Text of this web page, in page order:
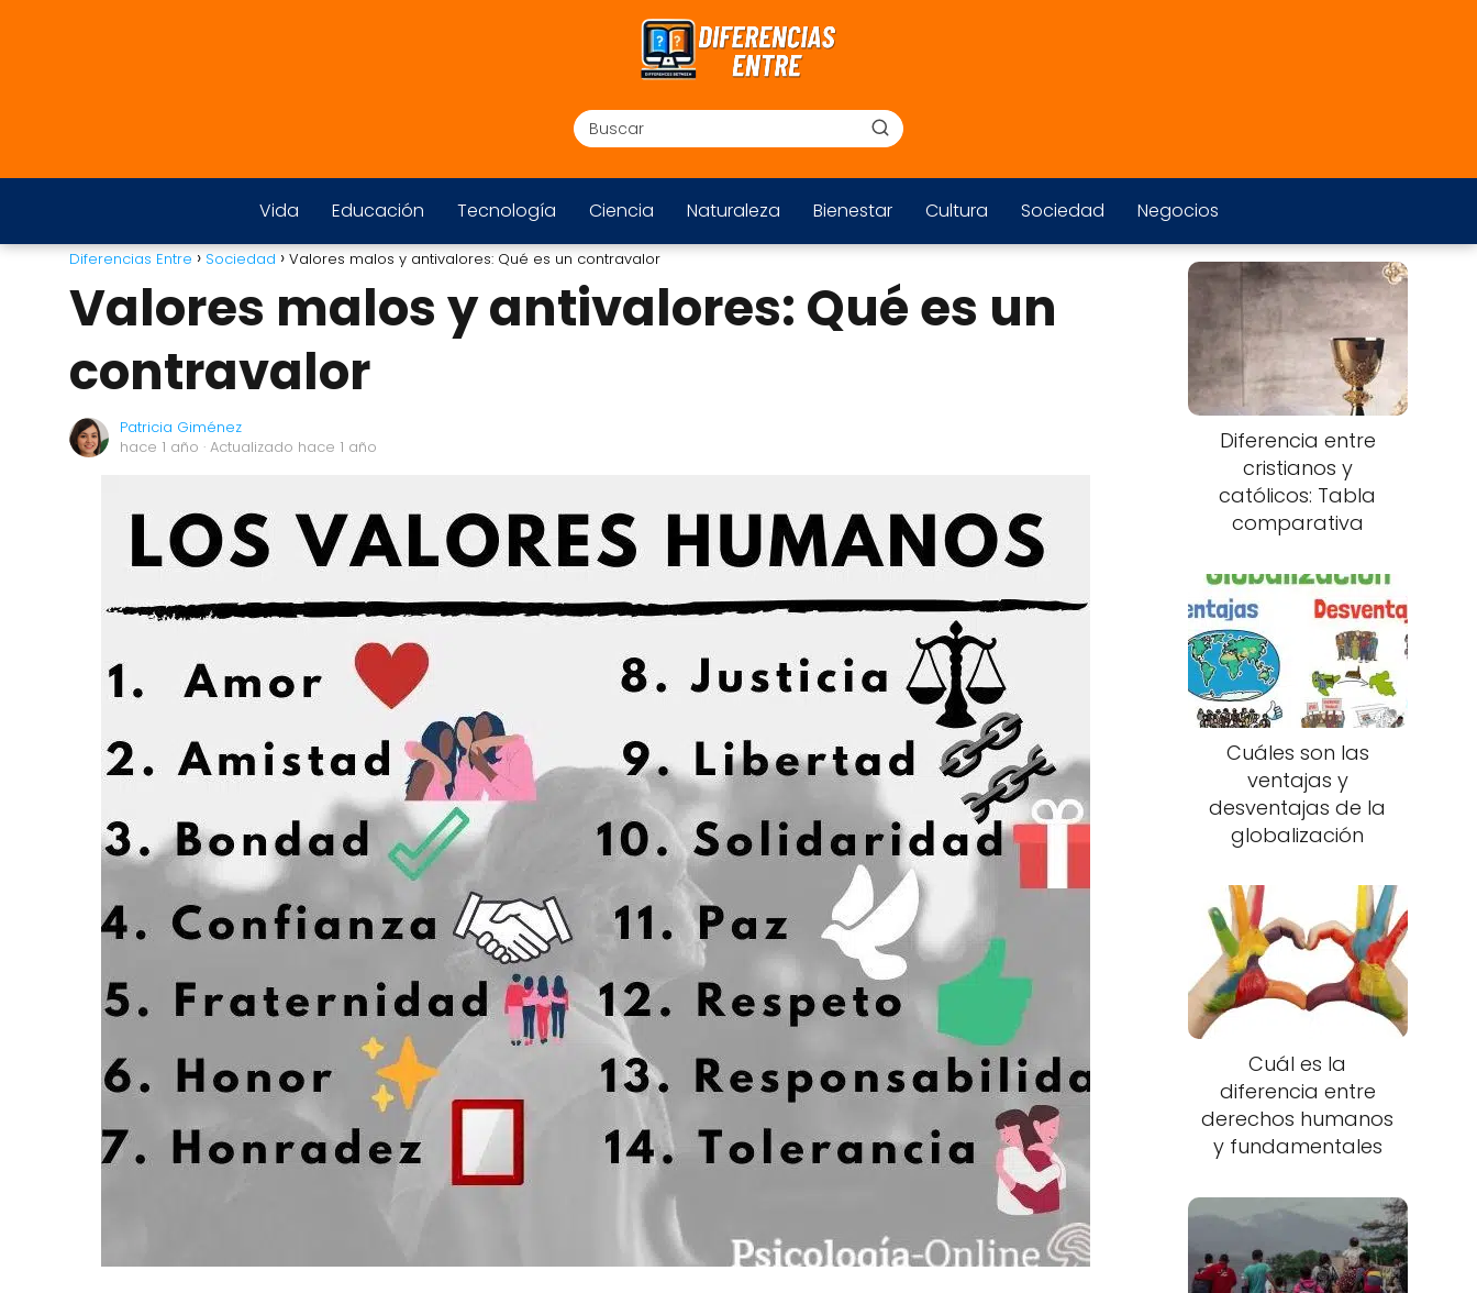
Vida Educación Tecnología Ciencia Naturaleza Bienestar Cultura Sociedad Negocios
Diferencias Entre Sociedad Valores malos y antivalores: Qué es un contravalor
Valores malos y antivalores: Qué es un
contravalor
Patricia Giménez
hace 1 año · Actualizado hace 1 año
Diferencia entre
cristianos y
católicos: Tabla
comparativa
Cuáles son las
ventajas y
desventajas de la
globalización
Cuál es la
diferencia entre
derechos humanos
y fundamentales